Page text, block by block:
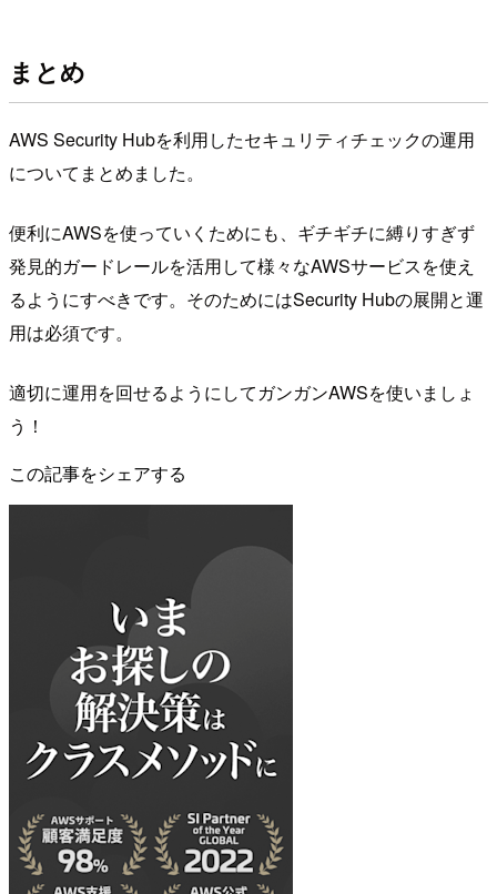
まとめ
AWS Security Hubを利用したセキュリティチェックの運用
についてまとめました。
便利にAWSを使っていくためにも、ギチギチに縛りすぎず
発見的ガードレールを活用して様々なAWSサービスを使え
るようにすべきです。そのためにはSecurity Hubの展開と運
用は必須です。
適切に運用を回せるようにしてガンガンAWSを使いましょ
う！
この記事をシェアする